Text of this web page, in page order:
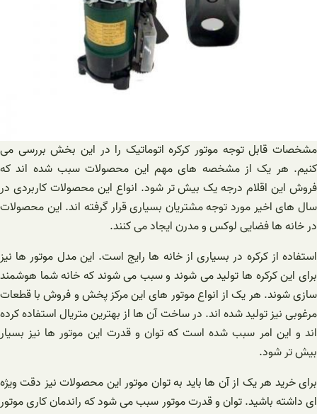
مشخصات قابل توجه موتور کرکره اتوماتیک را در این بخش بررسی می
کنیم. هر یک از مشخصه های مهم این محصولات سبب شده اند که
فروش این اقلام درجه یک بیش تر شود. انواع این محصولات کاربردی در
سال های اخیر مورد توجه مشتریان بسیاری قرار گرفته اند. این محصولات
در خانه ها فضایی لوکس و مدرن ایجاد می کنند.
استفاده از کرکره در بسیاری از خانه ها رایج است. این مدل موتور ها نیز
برای این کرکره ها تولید می شوند و سبب می شوند که خانه شما هوشمند
سازی شوند. هر یک از انواع موتور های این مرکز پخش و فروش با قطعات
مرغوبی نیز تولید شده اند. در ساخت آن ها از بهترین متریال استفاده کرده
اند و این امر سبب شده است که توان و قدرت این موتور ها نیز بسیار
بیش تر شود.
برای خرید هر یک از آن ها باید به توان موتور این محصولات نیز دقت ویژه
ای داشته باشید. توان و قدرت موتور سبب می شود که راندمان کاری موتور